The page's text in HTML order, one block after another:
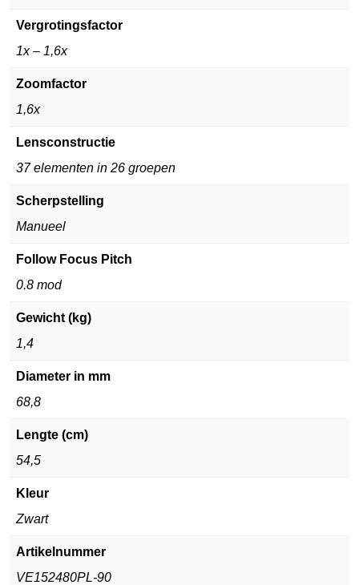
Vergrotingsfactor
1x – 1,6x
Zoomfactor
1,6x
Lensconstructie
37 elementen in 26 groepen
Scherpstelling
Manueel
Follow Focus Pitch
0.8 mod
Gewicht (kg)
1,4
Diameter in mm
68,8
Lengte (cm)
54,5
Kleur
Zwart
Artikelnummer
VE152480PL-90